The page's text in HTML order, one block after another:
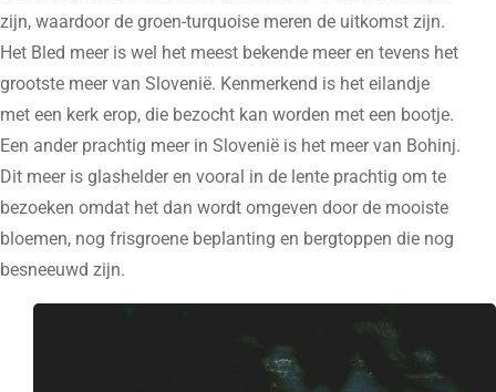
zijn, waardoor de groen-turquoise meren de uitkomst zijn.
Het Bled meer is wel het meest bekende meer en tevens het
grootste meer van Slovenië. Kenmerkend is het eilandje
met een kerk erop, die bezocht kan worden met een bootje.
Een ander prachtig meer in Slovenië is het meer van Bohinj.
Dit meer is glashelder en vooral in de lente prachtig om te
bezoeken omdat het dan wordt omgeven door de mooiste
bloemen, nog frisgroene beplanting en bergtoppen die nog
besneeuwd zijn.